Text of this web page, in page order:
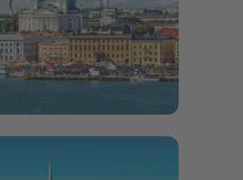
Bildergalerie öffnen